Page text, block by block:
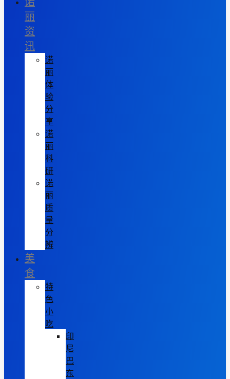
丽
资
讯
诺
丽
体
验
分
享
诺
丽
科
研
诺
丽
质
量
分
辨
美
食
特
色
小
吃
印
尼
巴
东